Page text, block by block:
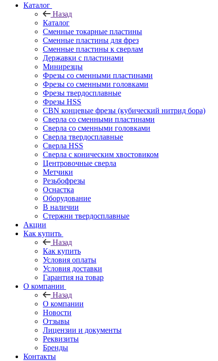
Каталог
Назад
Каталог
Сменные токарные пластины
Сменные пластины для фрез
Сменные пластины к сверлам
Державки с пластинами
Минирезцы
Фрезы со сменными пластинами
Фрезы со сменными головками
Фрезы твердосплавные
Фрезы HSS
CBN концевые фрезы (кубический нитрид бора)
Сверла со сменными пластинами
Сверла со сменными головками
Сверла твердосплавные
Сверла HSS
Сверла с коническим хвостовиком
Центровочные сверла
Метчики
Резьбофрезы
Оснастка
Оборудование
В наличии
Стержни твердосплавные
Акции
Как купить
Назад
Как купить
Условия оплаты
Условия доставки
Гарантия на товар
О компании
Назад
О компании
Новости
Отзывы
Лицензии и документы
Реквизиты
Бренды
Контакты